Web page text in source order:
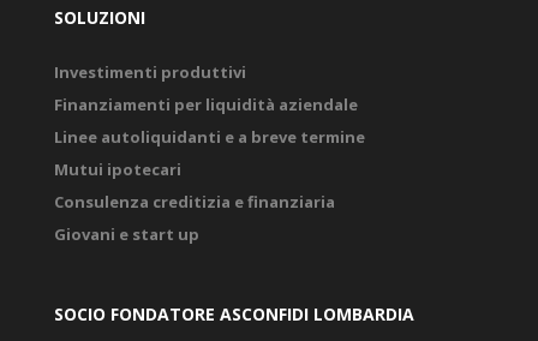
SOLUZIONI
Investimenti produttivi
Finanziamenti per liquidità aziendale
Linee autoliquidanti e a breve termine
Mutui ipotecari
Consulenza creditizia e finanziaria
Giovani e start up
SOCIO FONDATORE ASCONFIDI LOMBARDIA